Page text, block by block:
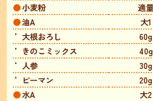
小麦粉
適量
油A
大1
大根おろし
60g
きのこミックス
40g
人参
30g
ピーマン
20g
水A
大2